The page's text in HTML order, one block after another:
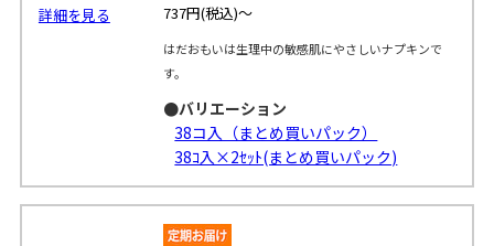
詳細を見る 737円(税込)～
はだおもいは生理中の敏感肌にやさしいナプキンで
す。
●バリエーション
38コ入（まとめ買いパック）
38ｺ入×2ｾｯﾄ(まとめ買いパック)